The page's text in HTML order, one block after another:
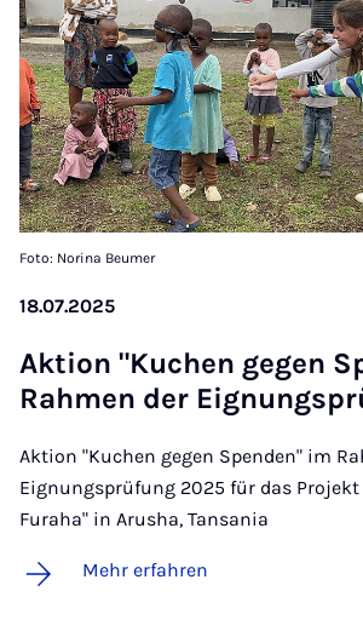
Foto: Norina Beumer
18.07.2025
Ak­ti­on "Ku­chen ge­gen
Rah­men der
Aktion "Kuchen gegen Spenden" im
Eignungsprüfung 2025 für das Projekt
Furaha" in Arusha, Tansania
Mehr erfahren